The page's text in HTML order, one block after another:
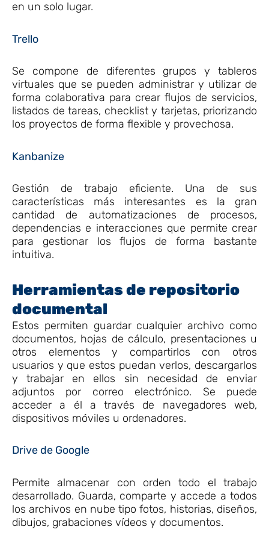
en un solo lugar.
Trello
Se compone de diferentes grupos y tableros
virtuales que se pueden administrar y utilizar de
forma colaborativa para crear flujos de servicios,
listados de tareas, checklist y tarjetas, priorizando
los proyectos de forma flexible y provechosa.
Kanbanize
Gestión de trabajo eficiente. Una de sus
características más interesantes es la gran
cantidad de automatizaciones de procesos,
dependencias e interacciones que permite crear
para gestionar los flujos de forma bastante
intuitiva.
Herramientas de repositorio
documental
Estos permiten guardar cualquier archivo como
documentos, hojas de cálculo, presentaciones u
otros elementos y compartirlos con otros
usuarios y que estos puedan verlos, descargarlos
y trabajar en ellos sin necesidad de enviar
adjuntos por correo electrónico. Se puede
acceder a él a través de navegadores web,
dispositivos móviles u ordenadores.
Drive de Google
Permite almacenar con orden todo el trabajo
desarrollado. Guarda, comparte y accede a todos
los archivos en nube tipo fotos, historias, diseños,
dibujos, grabaciones vídeos y documentos.